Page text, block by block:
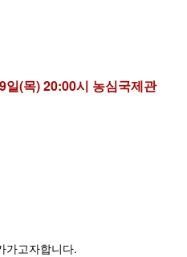
일(목) 20:00시 농심국제관
가고자합니다.